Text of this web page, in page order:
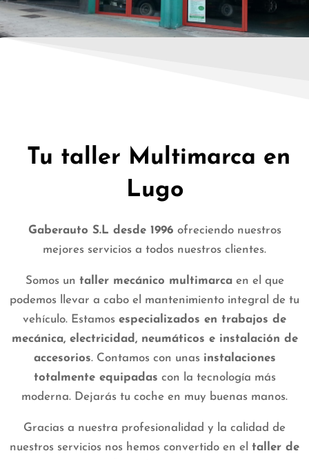
Tu taller Multimarca en
Lugo
Gaberauto S.L desde 1996 ofreciendo nuestros
mejores servicios a todos nuestros clientes.
Somos un taller mecánico multimarcaen el que
podemos llevar a cabo el mantenimiento integral de tu
vehículo. Estamos especializados en trabajos de
mecánica, electricidad, neumáticos e instalación de
accesorios. Contamos con unas instalaciones
totalmente equipadas con la tecnología más
moderna. Dejarás tu coche en muy buenas manos.
Gracias a nuestra profesionalidad y la calidad de
nuestros servicios nos hemos convertido en el taller de